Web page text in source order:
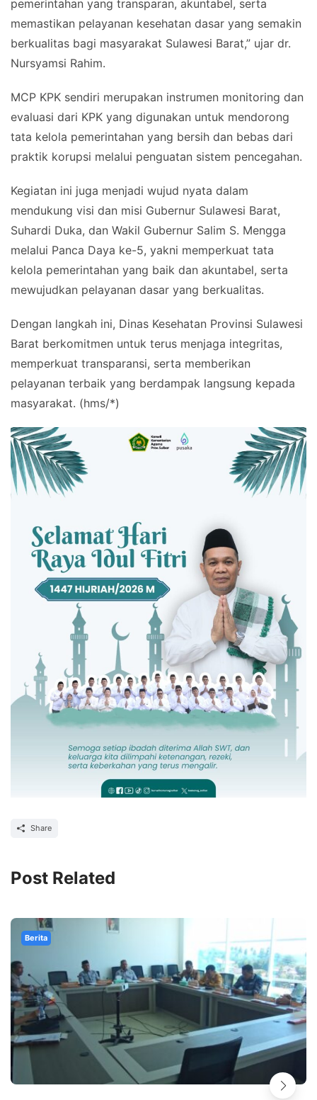
pemerintahan yang transparan, akuntabel, serta
memastikan pelayanan kesehatan dasar yang semakin
berkualitas bagi masyarakat Sulawesi Barat,” ujar dr.
Nursyamsi Rahim.
MCP KPK sendiri merupakan instrumen monitoring dan
evaluasi dari KPK yang digunakan untuk mendorong
tata kelola pemerintahan yang bersih dan bebas dari
praktik korupsi melalui penguatan sistem pencegahan.
Kegiatan ini juga menjadi wujud nyata dalam
mendukung visi dan misi Gubernur Sulawesi Barat,
Suhardi Duka, dan Wakil Gubernur Salim S. Mengga
melalui Panca Daya ke-5, yakni memperkuat tata
kelola pemerintahan yang baik dan akuntabel, serta
mewujudkan pelayanan dasar yang berkualitas.
Dengan langkah ini, Dinas Kesehatan Provinsi Sulawesi
Barat berkomitmen untuk terus menjaga integritas,
memperkuat transparansi, serta memberikan
pelayanan terbaik yang berdampak langsung kepada
masyarakat. (hms/*)
Share
Post Related
Berita